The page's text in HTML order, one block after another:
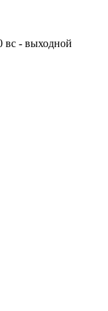
вс - выходной